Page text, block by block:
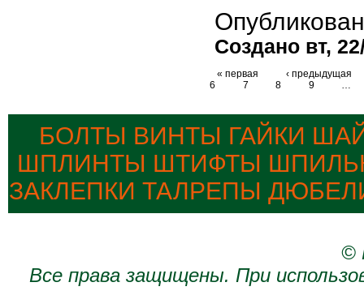
Создано вт,
« первая
‹ предыдущая
6
7 8 9 …
БОЛТЫ ВИНТЫ ГАЙКИ
ШПЛИНТЫ ШТИФТЫ
ЗАКЛЕПКИ ТАЛРЕПЫ
©
Все права защищены. При